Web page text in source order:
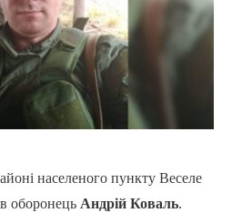
населеного пункту Веселе
оборонець Андрій Коваль.